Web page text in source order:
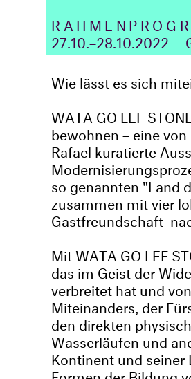
27.10.–28.10.2022
Wie lässt es sich
WATA GO LEF
bewohnen – eine
Rafael kuratierte
so genannten "Land
zusammen mit vier
Gastfreundschaft
Mit WATA GO LEF
das im Geist der
verbreitet hat und
Miteinanders, der
den direkten
Wasserläufen und
Kontinent und seiner
Formen der Bildung